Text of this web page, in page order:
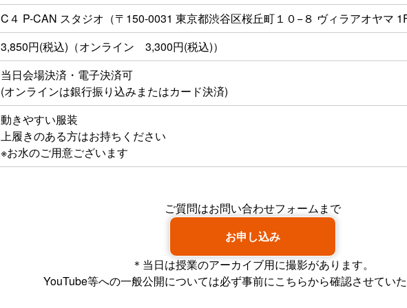
C４ P-CAN スタジオ（〒150-0031 東京都渋谷区桜丘町１０−８ ヴィラアオヤマ 1F
3,850円(税込)（オンライン 3,300円(税込)）
当日会場決済・電子決済可
(オンラインは銀行振り込みまたはカード決済)
動きやすい服装
上履きのある方はお持ちください
※お水のご用意ございます
ご質問はお問い合わせフォームまで
お申し込み
＊当日は授業のアーカイブ用に撮影があります。
YouTube等への一般公開については必ず事前にこちらから確認させていた